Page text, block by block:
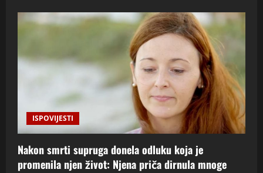
ISPOVIJESTI
Nakon smrti supruga donela odluku koja je
promenila njen život: Njena priča dirnula mnoge